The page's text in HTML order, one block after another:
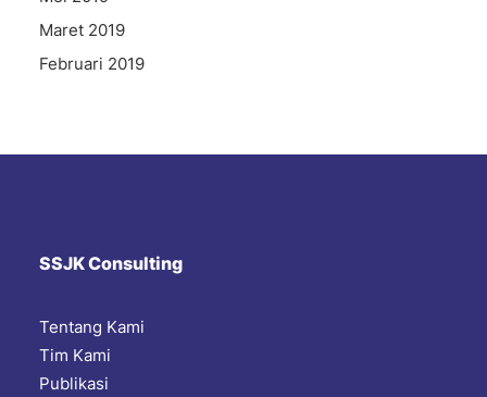
Maret 2019
Februari 2019
SSJK Consulting
Tentang Kami
Tim Kami
Publikasi